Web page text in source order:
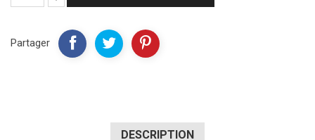
Partager
DESCRIPTION